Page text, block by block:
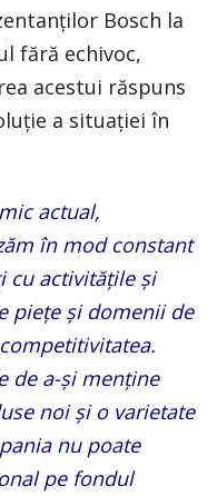
Bosch la
fără echivoc,
acestui răspuns
a situației în
actual,
în mod constant
cu activitățile și
piețe și domenii de
de a-și menține
noi și o varietate
nu poate
pe fondul